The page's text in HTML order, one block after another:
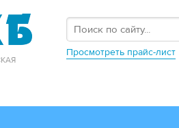
Просмотреть прайс-лист